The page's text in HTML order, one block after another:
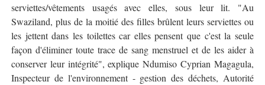
serviettes/vêtements usagés avec elles, sous leur lit. "Au
Swaziland, plus de la moitié des filles brûlent leurs serviettes ou
les jettent dans les toilettes car elles pensent que c'est la seule
façon d'éliminer toute trace de sang menstruel et de les aider à
conserver leur intégrité", explique Ndumiso Cyprian Magagula,
Inspecteur de l'environnement - gestion des déchets, Autorité